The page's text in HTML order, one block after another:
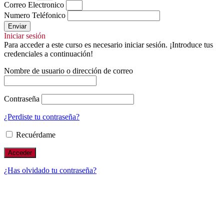
Correo Electronico
Numero Teléfonico
Enviar
Iniciar sesión
Para acceder a este curso es necesario iniciar sesión. ¡Introduce tus
credenciales a continuación!
Nombre de usuario o dirección de correo
Contraseña
¿Perdiste tu contraseña?
Recuérdame
¿Has olvidado tu contraseña?